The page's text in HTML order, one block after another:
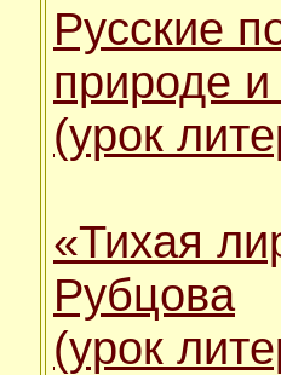
Русские
природе
(урок
«Тихая
Рубцова
(урок